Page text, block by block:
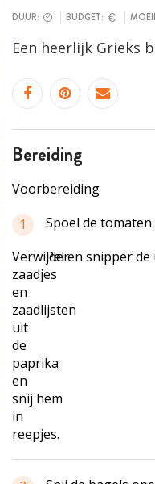
DUUR: BUDGET:
Een heerlijk Grieks
bereiding
Voorbereiding
1
Spoel de
Verwijder
zaadjes
en
zaadlijsten
uit
de
paprika
en
snij hem
in
reepjes.
Pel en snipper de